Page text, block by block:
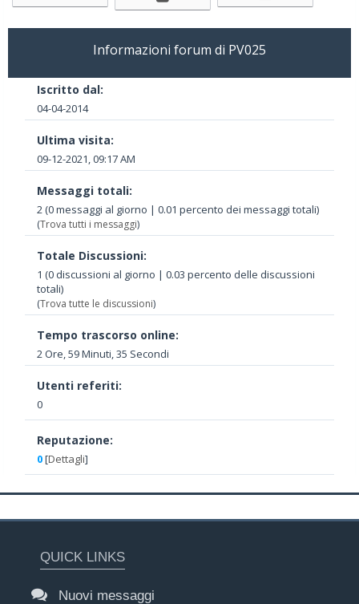
Informazioni forum di PV025
Iscritto dal:
04-04-2014
Ultima visita:
09-12-2021, 09:17 AM
Messaggi totali:
2 (0 messaggi al giorno | 0.01 percento dei messaggi totali)
(Trova tutti i messaggi)
Totale Discussioni:
1 (0 discussioni al giorno | 0.03 percento delle discussioni
totali)
(Trova tutte le discussioni)
Tempo trascorso online:
2 Ore, 59 Minuti, 35 Secondi
Utenti referiti:
0
Reputazione:
0[Dettagli]
QUICK LINKS
Nuovi messaggi